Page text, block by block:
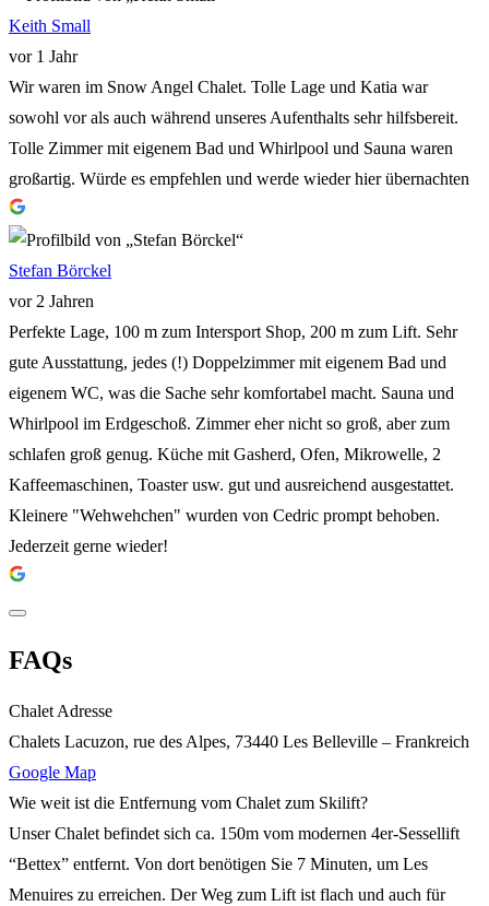
Keith Small
vor 1 Jahr
Wir waren im Snow Angel Chalet. Tolle Lage und Katia war
sowohl vor als auch während unseres Aufenthalts sehr hilfsbereit.
Tolle Zimmer mit eigenem Bad und Whirlpool und Sauna waren
großartig. Würde es empfehlen und werde wieder hier übernachten
Stefan Börckel
vor 2 Jahren
Perfekte Lage, 100 m zum Intersport Shop, 200 m zum Lift. Sehr
gute Ausstattung, jedes (!) Doppelzimmer mit eigenem Bad und
eigenem WC, was die Sache sehr komfortabel macht. Sauna und
Whirlpool im Erdgeschoß. Zimmer eher nicht so groß, aber zum
schlafen groß genug. Küche mit Gasherd, Ofen, Mikrowelle, 2
Kaffeemaschinen, Toaster usw. gut und ausreichend ausgestattet.
Kleinere "Wehwehchen" wurden von Cedric prompt behoben.
Jederzeit gerne wieder!
FAQs
Chalet Adresse
Chalets Lacuzon, rue des Alpes, 73440 Les Belleville – Frankreich
Google Map
Wie weit ist die Entfernung vom Chalet zum Skilift?
Unser Chalet befindet sich ca. 150m vom modernen 4er-Sessellift
“Bettex” entfernt. Von dort benötigen Sie 7 Minuten, um Les
Menuires zu erreichen. Der Weg zum Lift ist flach und auch für